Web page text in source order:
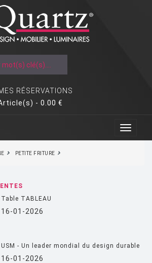
RÉSERVATIONS
- 0.00 €
PETITE FRITURE
Table TABLEAU
16-01-2026
USM - Un leader mondial du design durable
16-01-2026